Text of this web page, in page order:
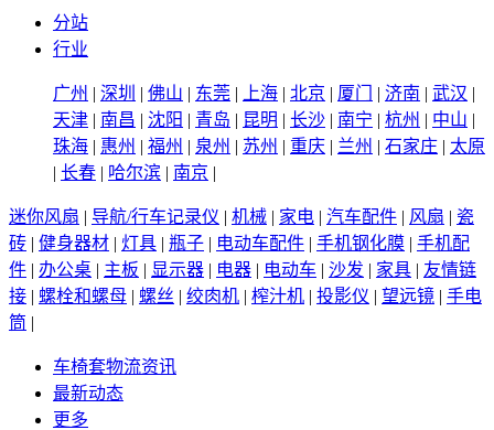
分站
行业
广州 | 深圳 | 佛山 | 东莞 | 上海 | 北京 | 厦门 | 济南 | 武汉 |
天津 | 南昌 | 沈阳 | 青岛 | 昆明 | 长沙 | 南宁 | 杭州 | 中山 |
珠海 | 惠州 | 福州 | 泉州 | 苏州 | 重庆 | 兰州 | 石家庄 | 太原
| 长春 | 哈尔滨 | 南京 |
迷你风扇 | 导航/行车记录仪 | 机械 | 家电 | 汽车配件 | 风扇 | 瓷
砖 | 健身器材 | 灯具 | 瓶子 | 电动车配件 | 手机钢化膜 | 手机配
件 | 办公桌 | 主板 | 显示器 | 电器 | 电动车 | 沙发 | 家具 | 友情链
接 | 螺栓和螺母 | 螺丝 | 绞肉机 | 榨汁机 | 投影仪 | 望远镜 | 手电
筒 |
车椅套物流资讯
最新动态
更多